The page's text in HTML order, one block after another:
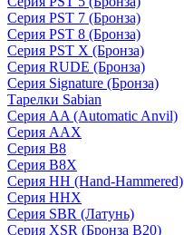
Серия PST 7 (Бронза)
Серия PST 8 (Бронза)
Серия PST X (Бронза)
Серия RUDE (Бронза)
Серия Signature (Бронза)
Тарелки Sabian
Серия AA (Automatic Anvil)
Серия AAX
Серия B8
Серия B8X
Серия HH (Hand-Hammered)
Серия HHX
Серия SBR (Латунь)
Серия XSR (Бронза B20)